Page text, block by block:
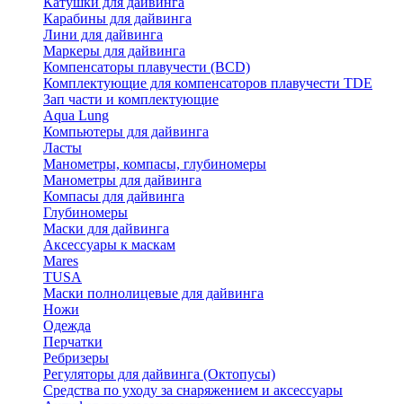
Карабины для дайвинга
Лини для дайвинга
Маркеры для дайвинга
Компенсаторы плавучести (BCD)
Комплектующие для компенсаторов плавучести TDE
Зап части и комплектующие
Aqua Lung
Компьютеры для дайвинга
Ласты
Манометры, компасы, глубиномеры
Манометры для дайвинга
Компасы для дайвинга
Глубиномеры
Маски для дайвинга
Аксессуары к маскам
Mares
TUSA
Маски полнолицевые для дайвинга
Ножи
Одежда
Перчатки
Ребризеры
Регуляторы для дайвинга (Октопусы)
Средства по уходу за снаряжением и аксессуары